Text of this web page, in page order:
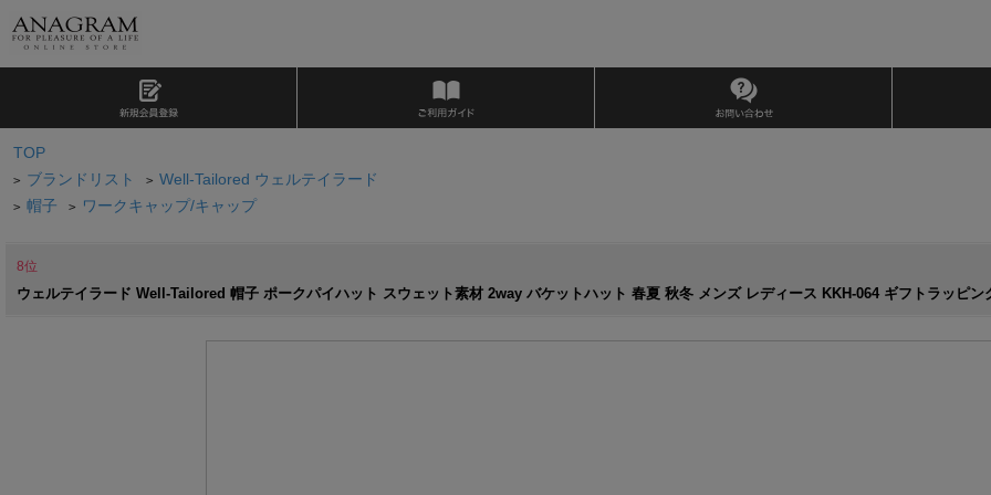
TOP
> ブランドリスト > Well-Tailored ウェルテイラード
> 帽子 > ワークキャップ/キャップ
8位
ウェルテイラード Well-Tailored 帽子 ポークパイハット スウェット素材 2way バケットハット 春夏 秋冬 メンズ レディース KKH-064 ギフトラッピン